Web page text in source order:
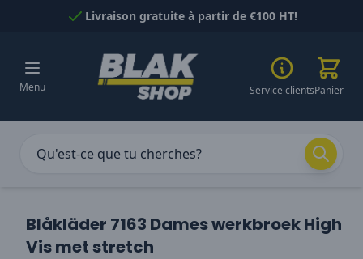
Passer au contenuLivraison gratuite à partir de €100 HT!
Menu Service clientsPanier
Blåkläder 7163 Dames werkbroek High
Vis met stretch